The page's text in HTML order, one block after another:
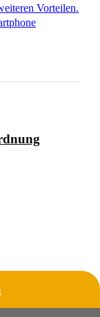
Vorteilen.